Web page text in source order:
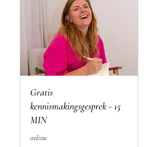
Gratis
kennismakingsgesprek - 15
MIN
online